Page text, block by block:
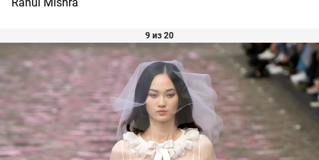
9 из 20